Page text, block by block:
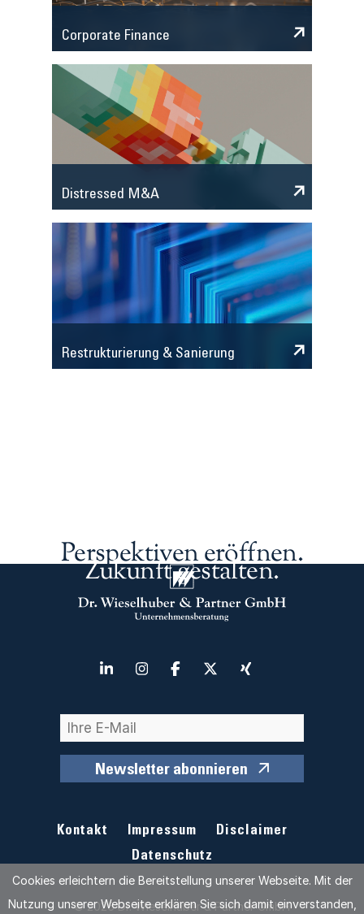
Corporate Finance
Distressed M&A
Restrukturierung & Sanierung
Newsletter abonnieren
Kontakt Impressum
Disclaimer
Datenschutz
© 2026 Dr. Wieselhuber & Partner GmbH
Perspektiven eröffnen.
Zukunft gestalten.
Cookies erleichtern die Bereitstellung unserer Webseite. Mit der
Nutzung unserer Webseite erklären Sie sich damit einverstanden,